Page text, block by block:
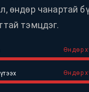
өндөр чанартай
тэмцдэг.
Өндөр
Өндөр